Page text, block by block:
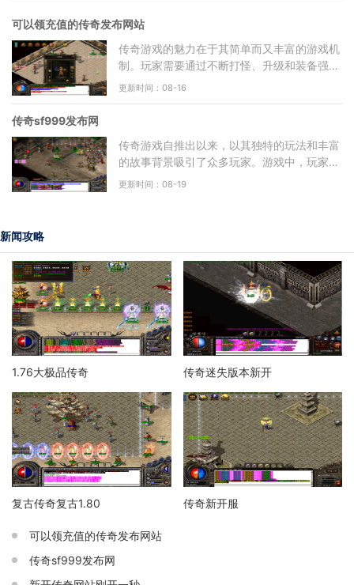
可以领充值的传奇发布网站
传奇游戏的魅力在于其简单而又丰富的游戏机
制。玩家需要通过不断打怪、升级和装备强
化，来提升自己的角色实力。游戏分为多个职
更新时间：08-16
传奇sf999发布网
传奇游戏自推出以来，以其独特的玩法和丰富
的故事背景吸引了众多玩家。游戏中，玩家可
以选择不同的职业，例如战士、法师和道士，
更新时间：08-19
新闻攻略
1.76大极品传奇 传奇迷失版本新开
复古传奇复古1.80 传奇新开服
可以领充值的传奇发布网站
传奇sf999发布网